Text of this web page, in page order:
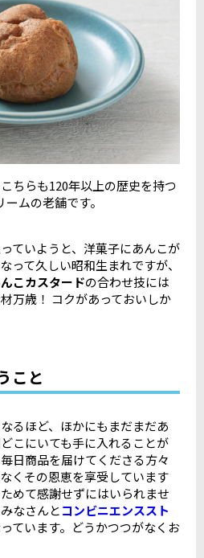
ちらも120年以上の歴史を持つ
ムの老舗です。
ていようと、洋菓子にあんこが
って久しい昭和生まれですが、
こカスタードの合わせ技には
万歳！ コクがあっておいしか
こと
るほど、ほかにもまだまだあ
こにいても手に入れることが
日商品を届けてくださる方々
くその恩恵を享受しています
めて感謝せずにはいられませ
なさんとコンビニエンススト
ています。どうかつつがなくお